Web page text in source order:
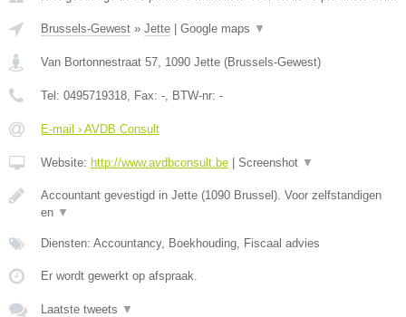
Brussels-Gewest » Jette | Google maps ▼
Van Bortonnestraat 57 1090 Jette (Brussels-Gewest)
Tel: 0495719318 , Fax: - , BTW-nr: -
E-mail › AVDB Consult
Website: http://www.avdbconsult.be | Screenshot ▼
Accountant gevestigd in Jette (1090 Brussel). Voor zelfstandigen
en ▼
Diensten: Accountancy, Boekhouding, Fiscaal advies
Er wordt gewerkt op afspraak.
Laatste tweets ▼